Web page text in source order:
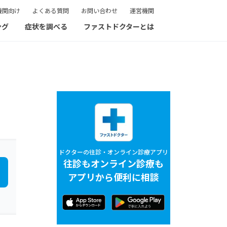
関向け よくある質問 お問い合わせ 運営機関
症状を調べる ファストドクターとは
ドクターの往診・オンライン診療アプリ
往診もオンライン診療も
アプリから便利に相談